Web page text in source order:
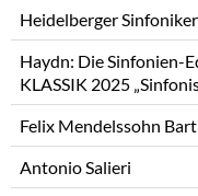
Heidelberger
Haydn: Die Sinfonien-
KLASSIK 2025
Felix Mendelssohn
Antonio Salieri